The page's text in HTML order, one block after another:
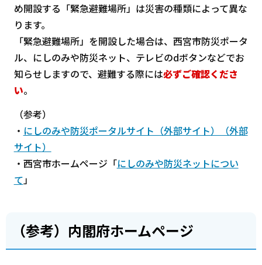
め開設する「緊急避難場所」は災害の種類によって異な
ります。
「緊急避難場所」を開設した場合は、西宮市防災ポータ
ル、にしのみや防災ネット、テレビのdボタンなどでお
知らせしますので、避難する際には必ずご確認くださ
い。
（参考）
・ にしのみや防災ポータルサイト（外部サイト）（外部
サイト）
・西宮市ホームページ「にしのみや防災ネットについ
て」
（参考）内閣府ホームページ